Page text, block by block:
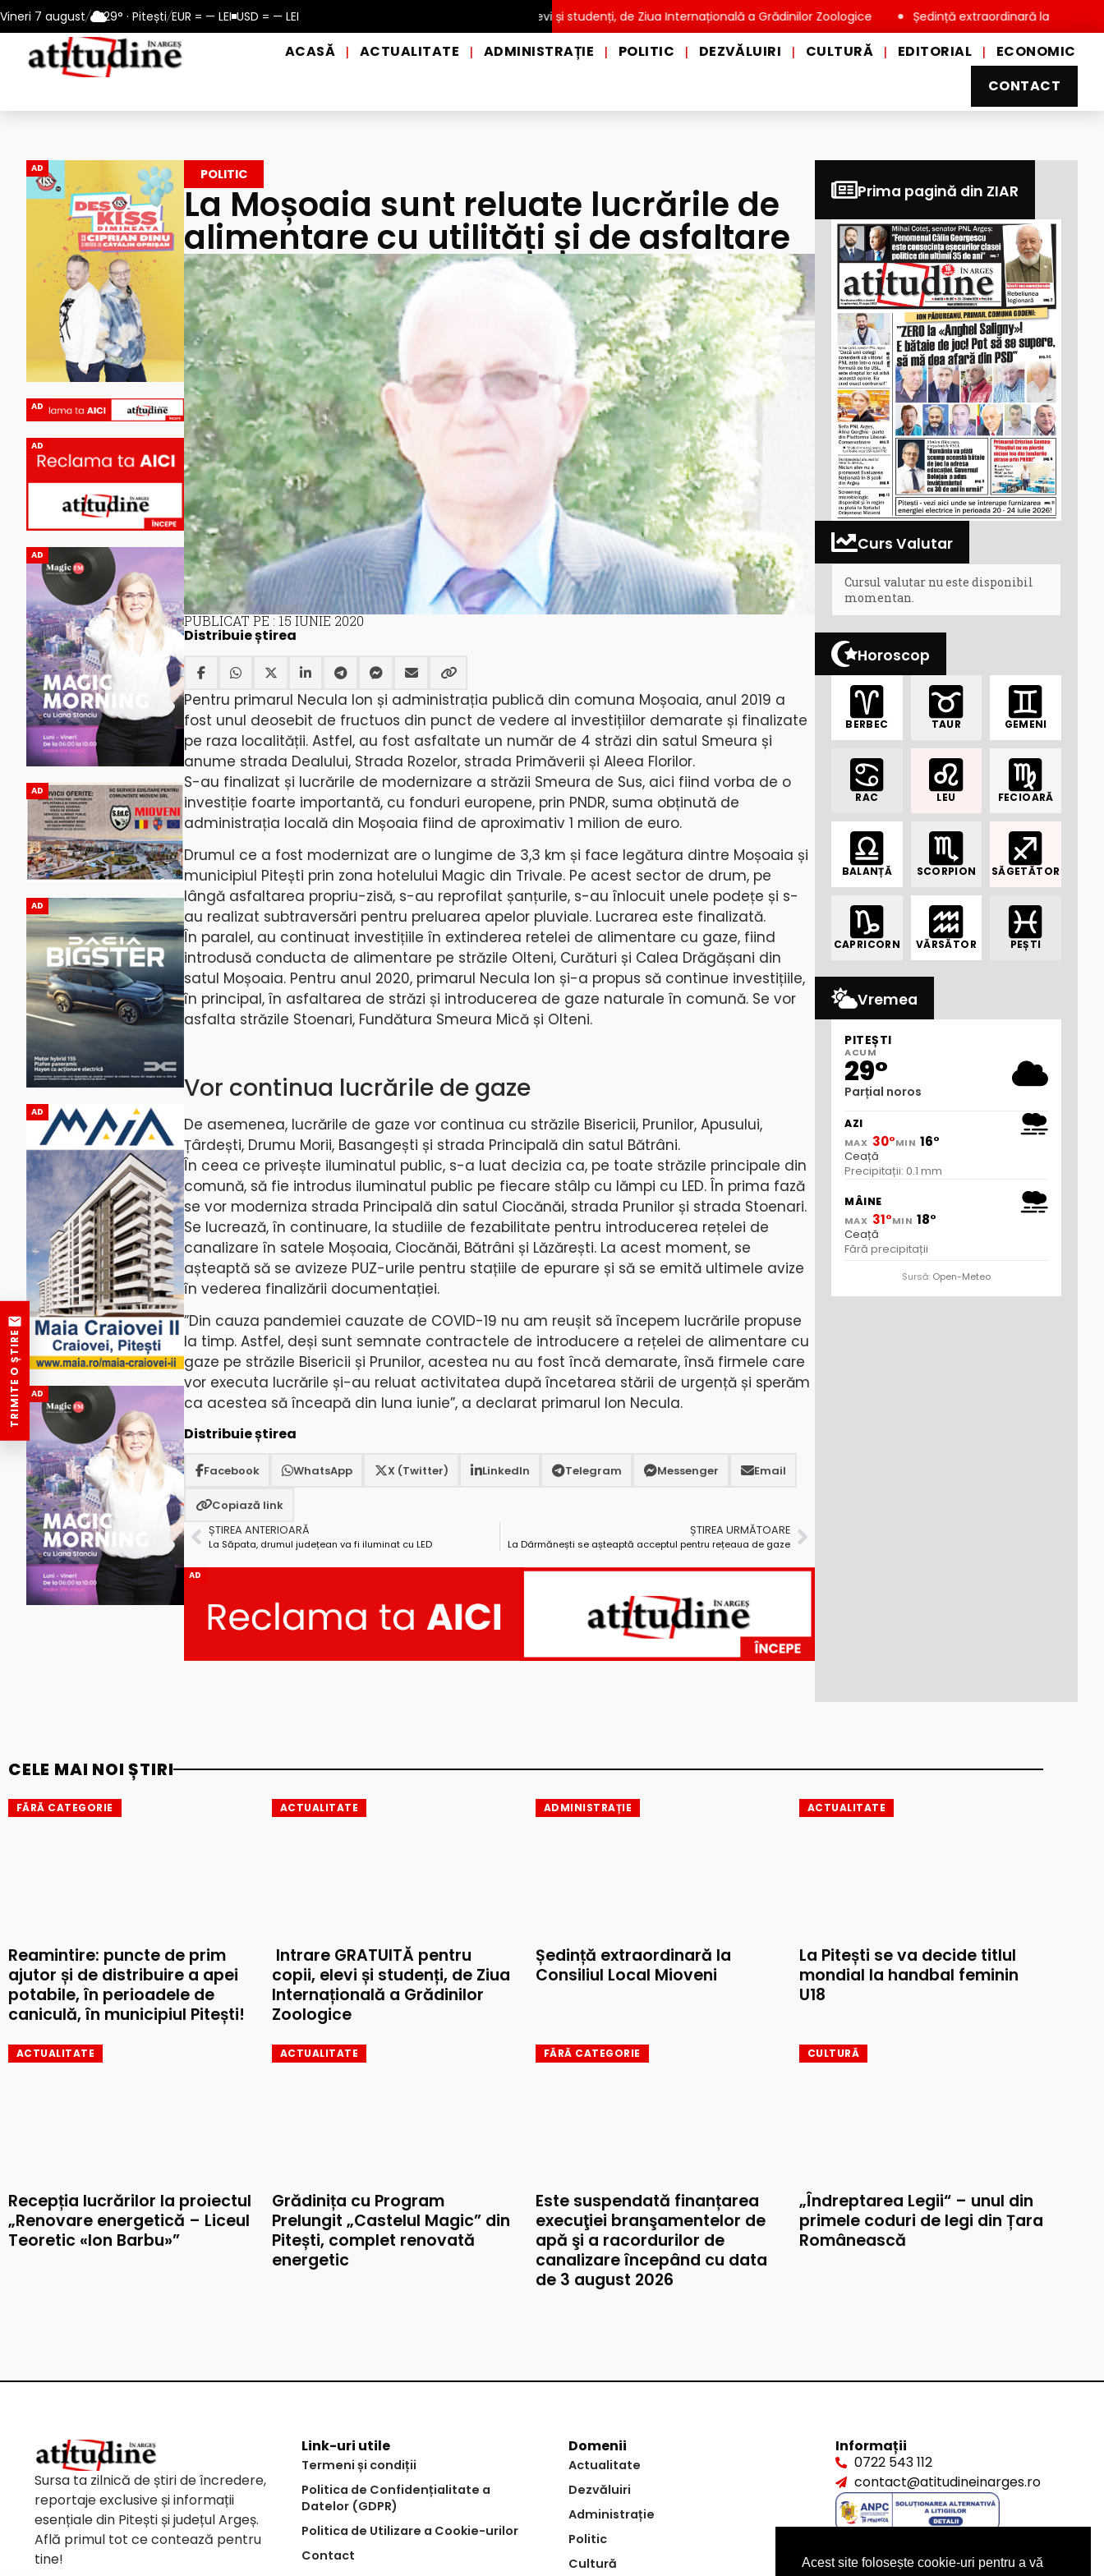
Vineri 7 august/ 29° · Pitești/EUR = — LEI USD = — LEI
de caniculă, în municipiul Pitești! Intrare GRATUITĂ pentru copii, elevi și studenți, de Ziua Internațională a Grădinilor Zoologice Ședință extraordinară la Consiliul Local
ACASĂ | ACTUALITATE | ADMINISTRAȚIE | POLITIC | DEZVĂLUIRI | CULTURĂ | EDITORIAL |
ECONOMIC
CONTACT
AD
AD
AD
AD
AD
AD
AD
AD
POLITIC
La Moșoaia sunt reluate lucrările de
alimentare cu utilități și de asfaltare
PUBLICAT PE : 15 IUNIE 2020
Distribuie știrea
Pentru primarul Necula Ion și administrația publică din comuna Moșoaia, anul 2019 a
fost unul deosebit de fructuos din punct de vedere al investițiilor demarate și finalizate
pe raza localității. Astfel, au fost asfaltate un număr de 4 străzi din satul Smeura și
anume strada Dealului, Strada Rozelor, strada Primăverii și Aleea Florilor.
S-au finalizat și lucrările de modernizare a străzii Smeura de Sus, aici fiind vorba de o
investiție foarte importantă, cu fonduri europene, prin PNDR, suma obținută de
administrația locală din Moșoaia fiind de aproximativ 1 milion de euro.
Drumul ce a fost modernizat are o lungime de 3,3 km și face legătura dintre Moșoaia și
municipiul Pitești prin zona hotelului Magic din Trivale. Pe acest sector de drum, pe
lângă asfaltarea propriu-zisă, s-au reprofilat șanțurile, s-au înlocuit unele podețe și s-
au realizat subtraversări pentru preluarea apelor pluviale. Lucrarea este finalizată.
În paralel, au continuat investițiile în extinderea retelei de alimentare cu gaze, fiind
introdusă conducta de alimentare pe străzile Olteni, Curături și Calea Drăgășani din
satul Moșoaia. Pentru anul 2020, primarul Necula Ion și-a propus să continue investițiile,
în principal, în asfaltarea de străzi și introducerea de gaze naturale în comună. Se vor
asfalta străzile Stoenari, Fundătura Smeura Mică și Olteni.
Vor continua lucrările de gaze
De asemenea, lucrările de gaze vor continua cu străzile Bisericii, Prunilor, Apusului,
Țârdești, Drumu Morii, Basangești și strada Principală din satul Bătrâni.
În ceea ce privește iluminatul public, s-a luat decizia ca, pe toate străzile principale din
comună, să fie introdus iluminatul public pe fiecare stâlp cu lămpi cu LED. În prima fază
se vor moderniza strada Principală din satul Ciocănăi, strada Prunilor și strada Stoenari.
Se lucrează, în continuare, la studiile de fezabilitate pentru introducerea rețelei de
canalizare în satele Moșoaia, Ciocănăi, Bătrâni și Lăzărești. La acest moment, se
așteaptă să se avizeze PUZ-urile pentru stațiile de epurare și să se emită ultimele avize
în vederea finalizării documentației.
”Din cauza pandemiei cauzate de COVID-19 nu am reușit să începem lucrările propuse
la timp. Astfel, deși sunt semnate contractele de introducere a rețelei de alimentare cu
gaze pe străzile Bisericii și Prunilor, acestea nu au fost încă demarate, însă firmele care
vor executa lucrările și-au reluat activitatea după încetarea stării de urgență și sperăm
ca acestea să înceapă din luna iunie”, a declarat primarul Ion Necula.
Distribuie știrea
Facebook WhatsApp X (Twitter) LinkedIn Telegram Messenger Email
Copiază link
ȘTIREA ANTERIOARĂ
La Săpata, drumul județean va fi iluminat cu LED
ȘTIREA URMĂTOARE
La Dârmănești se așteaptă acceptul pentru rețeaua de gaze
AD
Prima pagină din ZIAR
Curs Valutar
Cursul valutar nu este disponibil
momentan.
Horoscop
BERBEC TAUR GEMENI
RAC LEU FECIOARĂ
BALANȚĂ SCORPION SĂGETĂTOR
CAPRICORN VĂRSĂTOR PEȘTI
Vremea
PITEȘTI
ACUM
29°
Parțial noros
AZI
MAX 30°MIN 16°
Ceață
Precipitații: 0.1 mm
MÂINE
MAX 31°MIN 18°
Ceață
Fără precipitații
Sursă: Open-Meteo
CELE MAI NOI ȘTIRI
FĂRĂ CATEGORIE
Reamintire: puncte de prim
ajutor și de distribuire a apei
potabile, în perioadele de
caniculă, în municipiul Pitești!
ACTUALITATE
Intrare GRATUITĂ pentru
copii, elevi și studenți, de Ziua
Internațională a Grădinilor
Zoologice
ADMINISTRAȚIE
Ședință extraordinară la
Consiliul Local Mioveni
ACTUALITATE
La Pitești se va decide titlul
mondial la handbal feminin
U18
ACTUALITATE
Recepția lucrărilor la proiectul
„Renovare energetică – Liceul
Teoretic «Ion Barbu»”
ACTUALITATE
Grădinița cu Program
Prelungit „Castelul Magic” din
Pitești, complet renovată
energetic
FĂRĂ CATEGORIE
Este suspendată finanțarea
execuţiei branşamentelor de
apă şi a racordurilor de
canalizare începând cu data
de 3 august 2026
CULTURĂ
„Îndreptarea Legii“ – unul din
primele coduri de legi din Țara
Românească
Sursa ta zilnică de știri de încredere,
reportaje exclusive și informații
esențiale din Pitești și județul Argeș.
Află primul tot ce contează pentru
tine!
Link-uri utile
Termeni și condiții
Politica de Confidențialitate a
Datelor (GDPR)
Politica de Utilizare a Cookie-urilor
Contact
Domenii
Actualitate
Dezvăluiri
Administrație
Politic
Cultură
Informații
0722 543 112
contact@atitudineinarges.ro
TRIMITE O ȘTIRE
Acest site folosește cookie-uri pentru a vă